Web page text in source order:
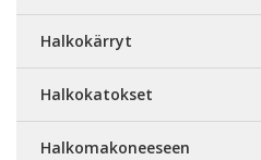
Halkokärryt
Halkokatokset
Halkomakoneeseen